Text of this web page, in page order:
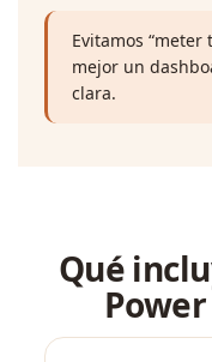
Evitamos “meter
mejor un
clara.
Qué